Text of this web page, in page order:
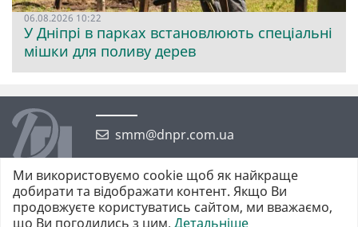
06.08.2026 10:22
У Дніпрі в парках встановлюють спеціальні
мішки для поливу дерев
smm@dnpr.com.ua
Ми використовуємо cookie щоб як найкраще
добирати та відображати контент. Якщо Ви
продовжуєте користуватись сайтом, ми вважаємо,
що Ви погодились з цим. Детальніше